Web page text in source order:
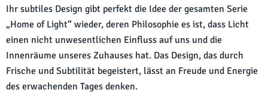
Ihr subtiles Design gibt perfekt die Idee der gesamten Serie
„Home of Light“ wieder, deren Philosophie es ist, dass Licht
einen nicht unwesentlichen Einfluss auf uns und die
Innenräume unseres Zuhauses hat. Das Design, das durch
Frische und Subtilität begeistert, lässt an Freude und Energie
des erwachenden Tages denken.